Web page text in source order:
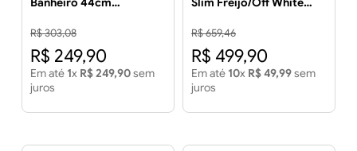
MGM
R$303,08
R$ 249,90
Em até 1x R$249,90sem
juros
R$659,46
R$ 499,90
Em até 10x R$49,99sem
juros